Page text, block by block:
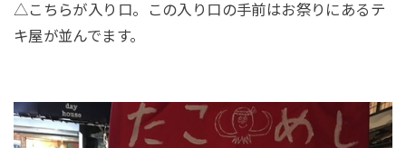
△こちらが入り口。この入り口の手前はお祭りにあるテ
キ屋が並んでます。